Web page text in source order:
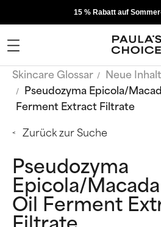
15 % Rabatt auf
Skincare Glossar
Neue
Pseudozyma Epicola/
Ferment Extract Filtrate
Zurück zur Suche
Pseudozyma
Epicola/
Oil Ferment